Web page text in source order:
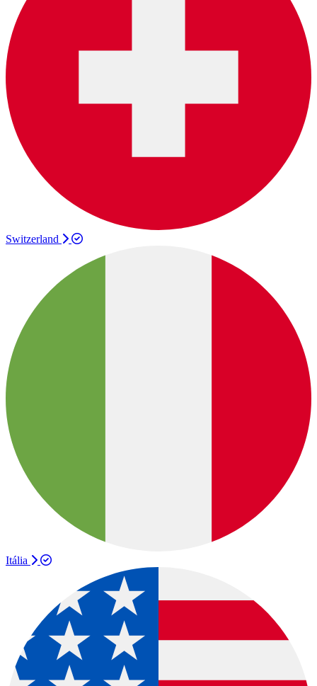
Switzerland
Itália